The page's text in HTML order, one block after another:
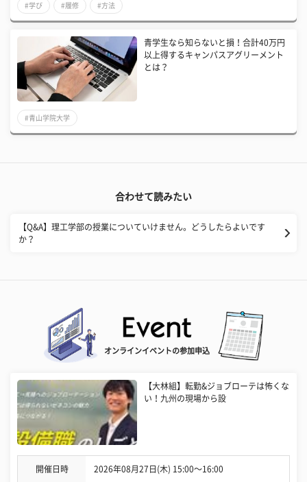
#学び #履修 #方法
青学生なら知らないと損！合計40万円
以上得するキャンパスアグリーメント
とは？
#青山学院大学
合わせて読みたい
【Q&A】理工学部の授業についていけません。どうしたらよいです
か？
オンラインイベントの参加申込
【大林組】転勤&ジョブローテは怖くな
い！九州の現場から設
開催日時 2026年08月27日(木) 15:00〜16:00